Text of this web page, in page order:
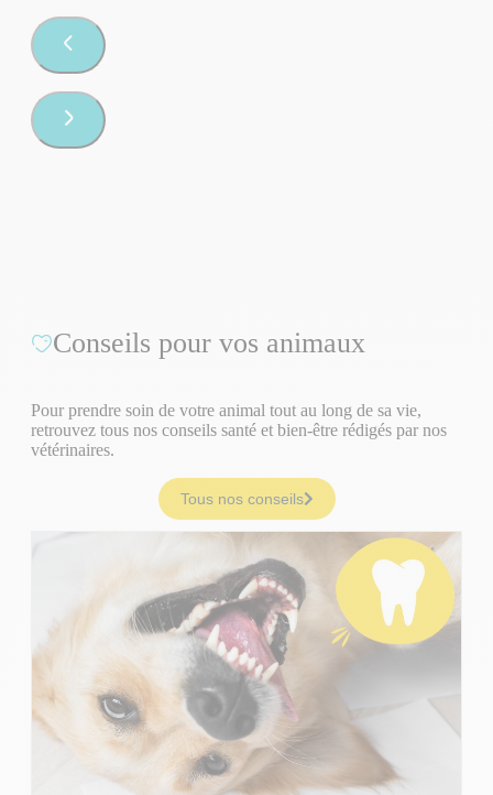
Conseils pour vos animaux
Pour prendre soin de votre animal tout au long de sa vie,
retrouvez tous nos conseils santé et bien-être rédigés par nos
vétérinaires.
Tous nos conseils